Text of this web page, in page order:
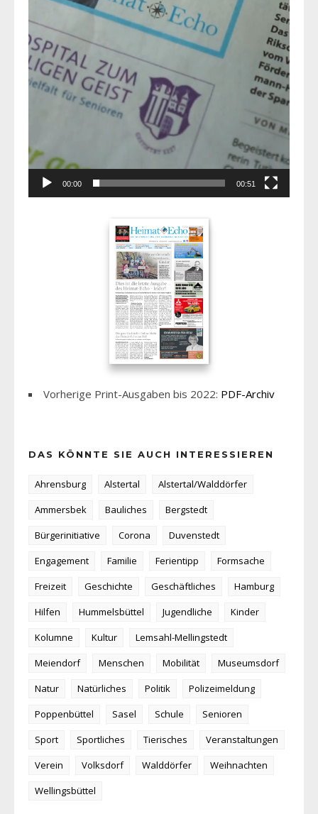
00:00 00:51
Vorherige Print-Ausgaben bis 2022: PDF-Archiv
DAS KÖNNTE SIE AUCH INTERESSIEREN
Ahrensburg Alstertal
Alstertal/Walddörfer
Ammersbek
Bauliches
Bergstedt
Bürgerinitiative
Corona
Duvenstedt
Engagement
Familie Ferientipp
Formsache
Freizeit
Geschichte Geschäftliches
Hamburg
Hilfen
Hummelsbüttel Jugendliche
Kinder
Kolumne
Kultur
Lemsahl-Mellingstedt
Meiendorf
Menschen Mobilität
Museumsdorf
Natur
Natürliches Politik
Polizeimeldung
Poppenbüttel
Sasel Schule
Senioren
Sport
Sportliches Tierisches
Veranstaltungen
Verein
Volksdorf Walddörfer
Weihnachten
Wellingsbüttel